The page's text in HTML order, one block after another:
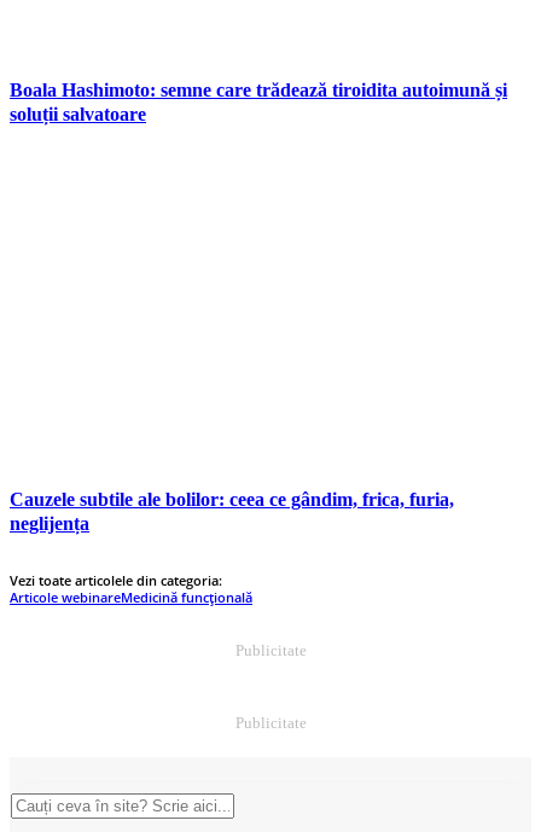
Boala Hashimoto: semne care trădează tiroidita autoimună și
soluții salvatoare
Cauzele subtile ale bolilor: ceea ce gândim, frica, furia,
neglijența
Vezi toate articolele din categoria:
Articole webinareMedicină funcțională
Publicitate
Publicitate